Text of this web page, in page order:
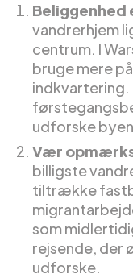
Beliggenhed
vandrerhjem
centrum. I
bruge mere
udforske
Vær
billigste
tiltrække
som
rejsende, der
udforske.